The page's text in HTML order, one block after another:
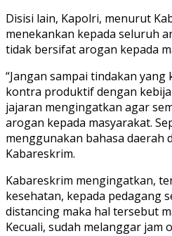
Disisi lain, Kapolri, menurut
menekankan kepada seluruh
tidak bersifat arogan kepada
“Jangan sampai tindakan
kontra produktif dengan
jajaran mengingatkan agar
arogan kepada masyarakat.
menggunakan bahasa daerah
Kabareskrim.
Kabareskrim mengingatkan,
kesehatan, kepada pedagang
distancing maka hal tersebut
Kecuali, sudah melanggar jam